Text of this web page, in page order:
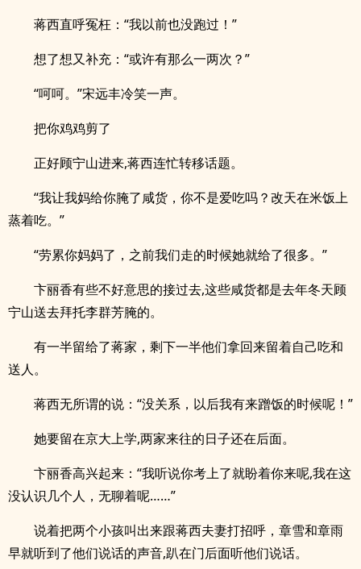
蒋西直呼冤枉：“我以前也没跑过！”
想了想又补充：“或许有那么一两次？”
“呵呵。”宋远丰冷笑一声。
把你鸡鸡剪了
正好顾宁山进来,蒋西连忙转移话题。
“我让我妈给你腌了咸货，你不是爱吃吗？改天在米饭上
蒸着吃。”
“劳累你妈妈了，之前我们走的时候她就给了很多。”
卞丽香有些不好意思的接过去,这些咸货都是去年冬天顾
宁山送去拜托李群芳腌的。
有一半留给了蒋家，剩下一半他们拿回来留着自己吃和
送人。
蒋西无所谓的说：“没关系，以后我有来蹭饭的时候呢！”
她要留在京大上学,两家来往的日子还在后面。
卞丽香高兴起来：“我听说你考上了就盼着你来呢,我在这
没认识几个人，无聊着呢……”
说着把两个小孩叫出来跟蒋西夫妻打招呼，章雪和章雨
早就听到了他们说话的声音,趴在门后面听他们说话。